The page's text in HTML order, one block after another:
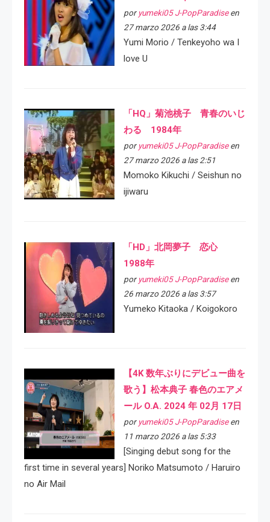
por yumeki05 J-PopParadiseen
27 marzo 2026 a las 3:44
Yumi Morio / Tenkeyoho wa I
love U
「HQ」菊池桃子 青春のいじ
わる 1984年
por yumeki05 J-PopParadiseen
27 marzo 2026 a las 2:51
Momoko Kikuchi / Seishun no
ijiwaru
「HD」北岡夢子 恋心
1988年
por yumeki05 J-PopParadiseen
26 marzo 2026 a las 3:57
Yumeko Kitaoka / Koigokoro
【4K 数年ぶりにデビュー曲を
歌う】松本典子 春色のエアメ
ール O.A. 2024 年 02月 17日
por yumeki05 J-PopParadiseen
11 marzo 2026 a las 5:33
[Singing debut song for the
first time in several years] Noriko Matsumoto / Haruiro
no Air Mail